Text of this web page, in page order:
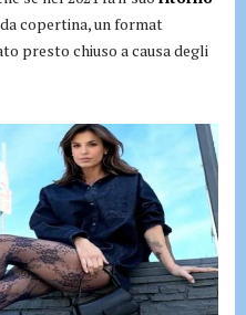
copertina, un format
presto chiuso a causa degli